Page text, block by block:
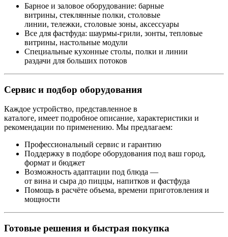
Барное и заловое оборудование: барные
витрины, стеклянные полки, столовые
линии, тележки, столовые зоны, аксессуары
Все для фастфуда: шаурмы-грили, зонты, тепловые
витрины, настольные модули
Специальные кухонные столы, полки и линии
раздачи для больших потоков
Сервис и подбор оборудования
Каждое устройство, представленное в
каталоге, имеет подробное описание, характеристики и
рекомендации по применению. Мы предлагаем:
Профессиональный сервис и гарантию
Поддержку в подборе оборудования под ваш город,
формат и бюджет
Возможность адаптации под блюда —
от вина и сыра до пиццы, напитков и фастфуда
Помощь в расчёте объема, времени приготовления и
мощности
Готовые решения и быстрая покупка